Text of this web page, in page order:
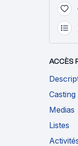
ACCÈS
Casting
Medias
Listes